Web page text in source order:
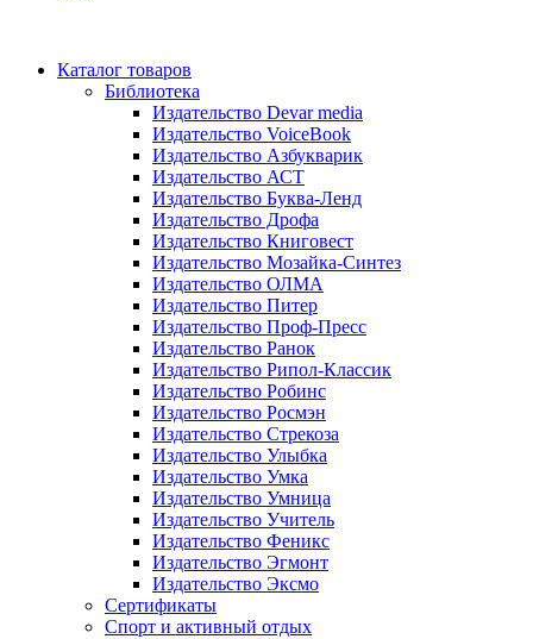
Каталог товаров
Библиотека
Издательство Devar media
Издательство VoiceBook
Издательство Азбукварик
Издательство АСТ
Издательство Буква-Ленд
Издательство Дрофа
Издательство Книговест
Издательство Мозайка-Синтез
Издательство ОЛМА
Издательство Питер
Издательство Проф-Пресс
Издательство Ранок
Издательство Рипол-Классик
Издательство Робинс
Издательство Росмэн
Издательство Стрекоза
Издательство Улыбка
Издательство Умка
Издательство Умница
Издательство Учитель
Издательство Феникс
Издательство Эгмонт
Издательство Эксмо
Сертификаты
Спорт и активный отдых